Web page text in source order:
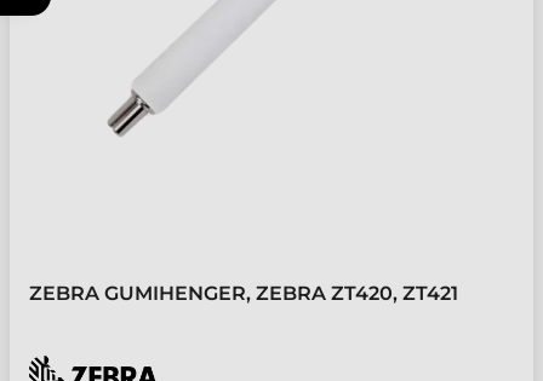
ZEBRA GUMIHENGER, ZEBRA ZT420, ZT421